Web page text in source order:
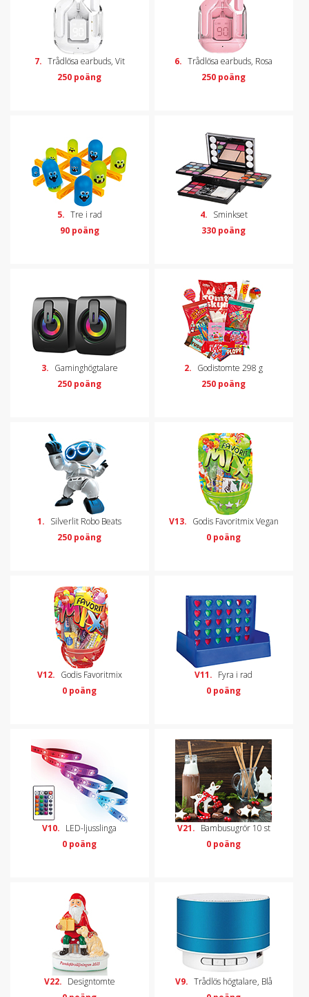
7. Trådlösa earbuds, Vit
250 poäng
6. Trådlösa earbuds, Rosa
250 poäng
5. Tre i rad
90 poäng
4. Sminkset
330 poäng
3. Gaminghögtalare
250 poäng
2. Godistomte 298 g
250 poäng
1. Silverlit Robo Beats
250 poäng
V13. Godis Favoritmix Vegan
0 poäng
V12. Godis Favoritmix
0 poäng
V11. Fyra i rad
0 poäng
V10. LED-ljusslinga
0 poäng
V21. Bambusugrör 10 st
0 poäng
V22. Designtomte
V9. Trådlös högtalare, Blå